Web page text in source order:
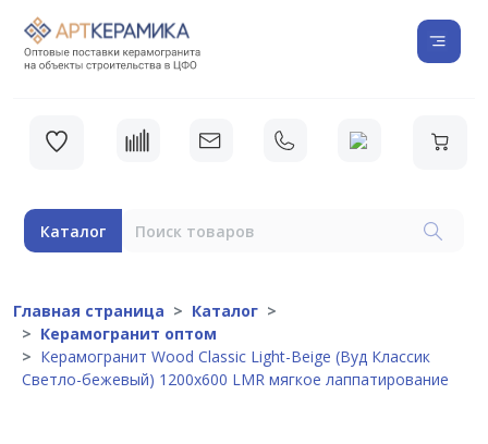
Каталог
Главная страница
Каталог
Керамогранит оптом
Керамогранит Wood Classic Light-Beige (Вуд Классик
Светло-бежевый) 1200х600 LMR мягкое лаппатирование